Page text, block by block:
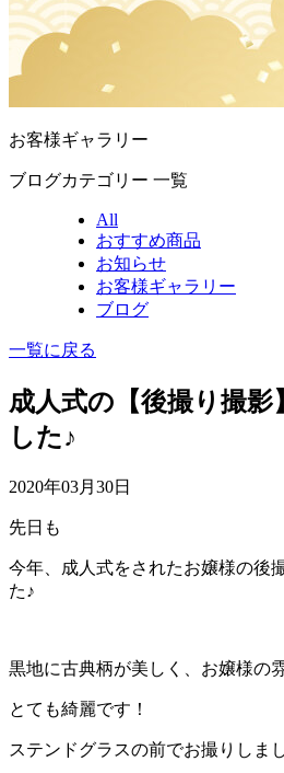
お客様ギャラリー
ブログカテゴリー 一覧
All
おすすめ商品
お知らせ
お客様ギャラリー
ブログ
一覧に戻る
成人式の【後撮り撮影
した♪
2020年03月30日
先日も
今年、成人式をされたお嬢様の後
た♪
黒地に古典柄が美しく、お嬢様の
とても綺麗です！
ステンドグラスの前でお撮りしま